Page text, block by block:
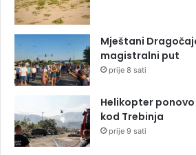
Mještani
magistralni put
prije 8 sati
Helikopter
kod Trebinja
prije 9 sati